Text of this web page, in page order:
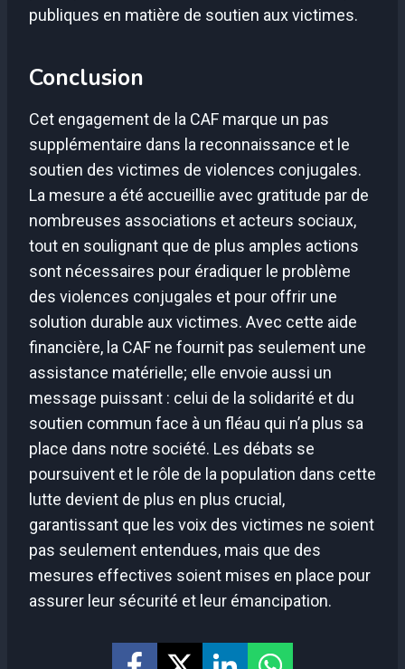
publiques en matière de soutien aux victimes.
Conclusion
Cet engagement de la CAF marque un pas
supplémentaire dans la reconnaissance et le
soutien des victimes de violences conjugales.
La mesure a été accueillie avec gratitude par de
nombreuses associations et acteurs sociaux,
tout en soulignant que de plus amples actions
sont nécessaires pour éradiquer le problème
des violences conjugales et pour offrir une
solution durable aux victimes. Avec cette aide
financière, la CAF ne fournit pas seulement une
assistance matérielle; elle envoie aussi un
message puissant : celui de la solidarité et du
soutien commun face à un fléau qui n’a plus sa
place dans notre société. Les débats se
poursuivent et le rôle de la population dans cette
lutte devient de plus en plus crucial,
garantissant que les voix des victimes ne soient
pas seulement entendues, mais que des
mesures effectives soient mises en place pour
assurer leur sécurité et leur émancipation.